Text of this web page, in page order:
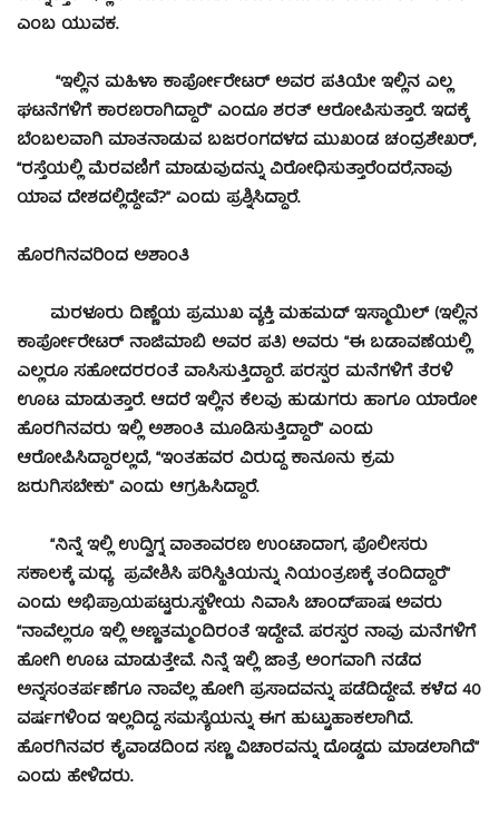
ಎಂಬ ಯುವಕ.
“ಇಲ್ಲಿನ ಮಹಿಳಾ ಕಾರ್ಪೋರೇಟರ್ ಅವರ ಪತಿಯೇ ಇಲ್ಲಿನ ಎಲ್ಲ
ಘಟನೆಗಳಿಗೆ ಕಾರಣರಾಗಿದ್ದಾರೆ” ಎಂದೂ ಶರತ್ ಆರೋಪಿಸುತ್ತಾರೆ. ಇದಕ್ಕೆ
ಬೆಂಬಲವಾಗಿ ಮಾತನಾಡುವ ಬಜರಂಗದಳದ ಮುಖಂಡ ಚಂದ್ರಶೇಖರ್,
“ರಸ್ತೆಯಲ್ಲಿ ಮೆರವಣಿಗೆ ಮಾಡುವುದನ್ನು ವಿರೋಧಿಸುತ್ತಾರೆಂದರೆ,ನಾವು
ಯಾವ ದೇಶದಲ್ಲಿದ್ದೇವೆ?” ಎಂದು ಪ್ರಶ್ನಿಸಿದ್ದಾರೆ.
ಹೊರಗಿನವರಿಂದ ಅಶಾಂತಿ
ಮರಳೂರು ದಿಣ್ಣೆಯ ಪ್ರಮುಖ ವ್ಯಕ್ತಿ ಮಹಮದ್ ಇಸ್ಮಾಯಿಲ್ (ಇಲ್ಲಿನ
ಕಾರ್ಪೋರೇಟರ್ ನಾಜಿಮಾಬಿ ಅವರ ಪತಿ) ಅವರು “ಈ ಬಡಾವಣೆಯಲ್ಲಿ
ಎಲ್ಲರೂ ಸಹೋದರರಂತೆ ವಾಸಿಸುತ್ತಿದ್ದಾರೆ. ಪರಸ್ಪರ ಮನೆಗಳಿಗೆ ತೆರಳಿ
ಊಟ ಮಾಡುತ್ತಾರೆ. ಆದರೆ ಇಲ್ಲಿನ ಕೆಲವು ಹುಡುಗರು ಹಾಗೂ ಯಾರೋ
ಹೊರಗಿನವರು ಇಲ್ಲಿ ಅಶಾಂತಿ ಮೂಡಿಸುತ್ತಿದ್ದಾರೆ” ಎಂದು
ಆರೋಪಿಸಿದ್ದಾರಲ್ಲದೆ, “ಇಂತಹವರ ವಿರುದ್ಧ ಕಾನೂನು ಕ್ರಮ
ಜರುಗಿಸಬೇಕು” ಎಂದು ಆಗ್ರಹಿಸಿದ್ದಾರೆ.
“ನಿನ್ನೆ ಇಲ್ಲಿ ಉದ್ವಿಗ್ನ ವಾತಾವರಣ ಉಂಟಾದಾಗ, ಪೊಲೀಸರು
ಸಕಾಲಕ್ಕೆ ಮಧ್ಯ ಪ್ರವೇಶಿಸಿ ಪರಿಸ್ಥಿತಿಯನ್ನು ನಿಯಂತ್ರಣಕ್ಕೆ ತಂದಿದ್ದಾರೆ”
ಎಂದು ಅಭಿಪ್ರಾಯಪಟ್ಟರು.ಸ್ಥಳೀಯ ನಿವಾಸಿ ಚಾಂದ್‍ಪಾಷ ಅವರು
“ನಾವೆಲ್ಲರೂ ಇಲ್ಲಿ ಅಣ್ಣತಮ್ಮಂದಿರಂತೆ ಇದ್ದೇವೆ. ಪರಸ್ಪರ ನಾವು ಮನೆಗಳಿಗೆ
ಹೋಗಿ ಊಟ ಮಾಡುತ್ತೇವೆ. ನಿನ್ನೆ ಇಲ್ಲಿ ಜಾತ್ರೆ ಅಂಗವಾಗಿ ನಡೆದ
ಅನ್ನಸಂತರ್ಪಣೆಗೂ ನಾವೆಲ್ಲ ಹೋಗಿ ಪ್ರಸಾದವನ್ನು ಪಡೆದಿದ್ದೇವೆ. ಕಳೆದ 40
ವರ್ಷಗಳಿಂದ ಇಲ್ಲದಿದ್ದ ಸಮಸ್ಯೆಯನ್ನು ಈಗ ಹುಟ್ಟುಹಾಕಲಾಗಿದೆ.
ಹೊರಗಿನವರ ಕೈವಾಡದಿಂದ ಸಣ್ಣ ವಿಚಾರವನ್ನು ದೊಡ್ಡದು ಮಾಡಲಾಗಿದೆ”
ಎಂದು ಹೇಳಿದರು.